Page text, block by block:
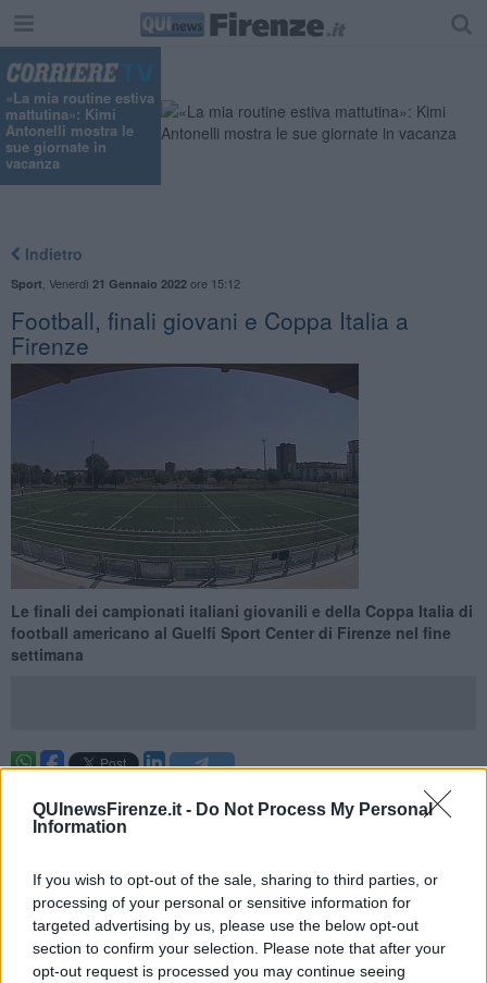
QUInewsFirenze.it - Do Not Process My Personal
Information
If you wish to opt-out of the sale, sharing to third parties, or
processing of your personal or sensitive information for
targeted advertising by us, please use the below opt-out
section to confirm your selection. Please note that after your
opt-out request is processed you may continue seeing
«La mia routine estiva
mattutina»: Kimi
Antonelli mostra le
sue giornate in
vacanza
Indietro
Sport Venerdì 21 Gennaio 2022ore 15:12
​Football, finali giovani e Coppa Italia a
Firenze
Le finali dei campionati italiani giovanili e della Coppa Italia di
football americano al Guelfi Sport Center di Firenze nel fine
settimana
A Firenze va in scena lo Youth Bowl 2021, al Guelfi
Sport Center di Firenze si svolgeranno, sabato e domenica, tutte le
finali dei campionati italiani giovanili e della Coppa Italia di football
Due giorni di lavoro per gli osservatori della Nazionale U19 in vista
dei prossimi campionati europei di categoria.